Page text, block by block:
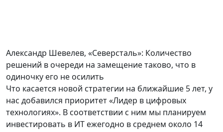
Александр Шевелев, «Северсталь»: Количество
решений в очереди на замещение таково, что в
одиночку его не осилить
Что касается новой стратегии на ближайшие 5 лет, у
нас добавился приоритет «Лидер в цифровых
технологиях». В соответствии с ним мы планируем
инвестировать в ИТ ежегодно в среднем около 14